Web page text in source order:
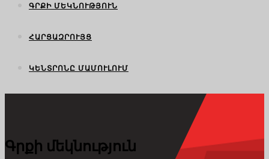
ԳՐՔԻ ՄԵԿՆՈՒԹՅՈՒՆ
ՀԱՐՑԱԶՐՈՒՅՑ
ԿԵՆՏՐՈՆԸ ՄԱՄՈՒԼՈՒՄ
Գրքի մեկնություն